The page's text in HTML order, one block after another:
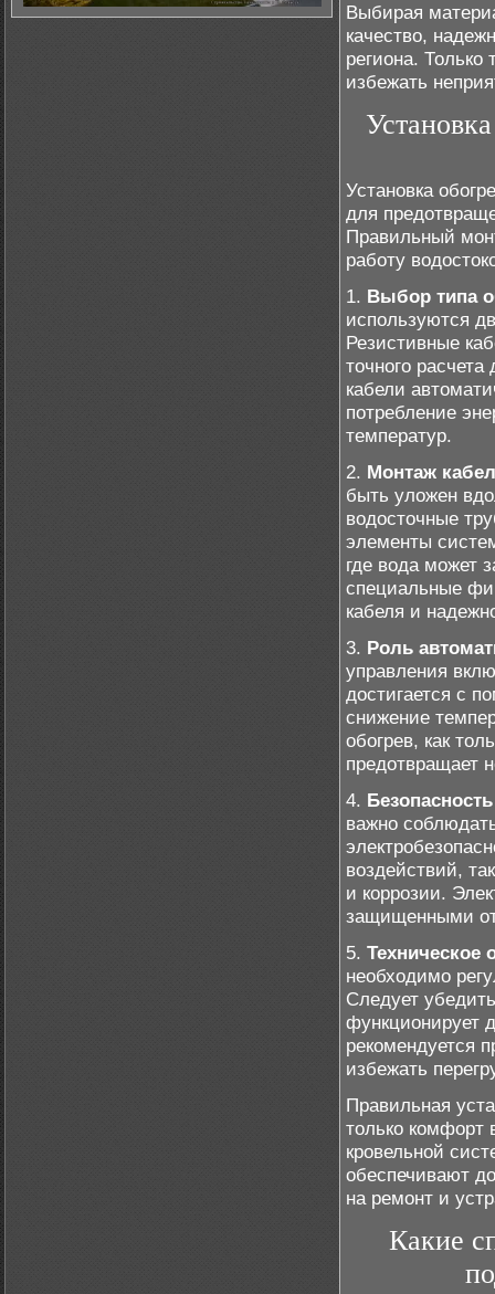
Выбирая
качество,
региона. Только
избежать
Установка
для
Правильный
работу
1. Выбор типа
используются
Резистивные
точного
кабели
потребление
температур.
2. Монтаж
быть уложен
водосточные
элементы
где вода может
специальные
кабеля и
3. Роль
управления
достигается с
снижение
обогрев, как
предотвращает
4.
важно
воздействий,
и коррозии.
защищенными
5. Техническое
необходимо
Следует
функционирует
рекомендуется
избежать
Правильная
только комфорт
кровельной
обеспечивают
на ремонт и
Какие